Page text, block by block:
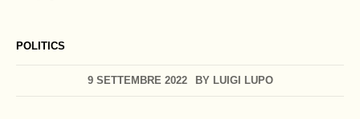
POLITICS
9 SETTEMBRE 2022 BY LUIGI LUPO